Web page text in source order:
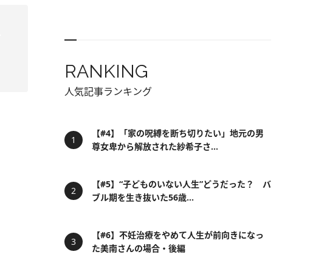
RANKING
人気記事ランキング
【#4】「家の呪縛を断ち切りたい」地元の男
尊女卑から解放された紗希子さ...
【#5】“子どものいない人生”どうだった？ バ
ブル期を生き抜いた56歳...
【#6】不妊治療をやめて人生が前向きになっ
た美南さんの場合・後編